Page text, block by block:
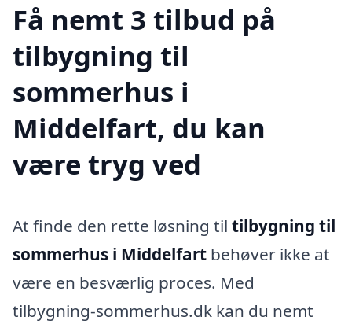
Få nemt 3 tilbud på
tilbygning til
sommerhus i
Middelfart, du kan
være tryg ved
At finde den rette løsning til tilbygning til
sommerhus i Middelfart behøver ikke at
være en besværlig proces. Med
tilbygning-sommerhus.dk kan du nemt